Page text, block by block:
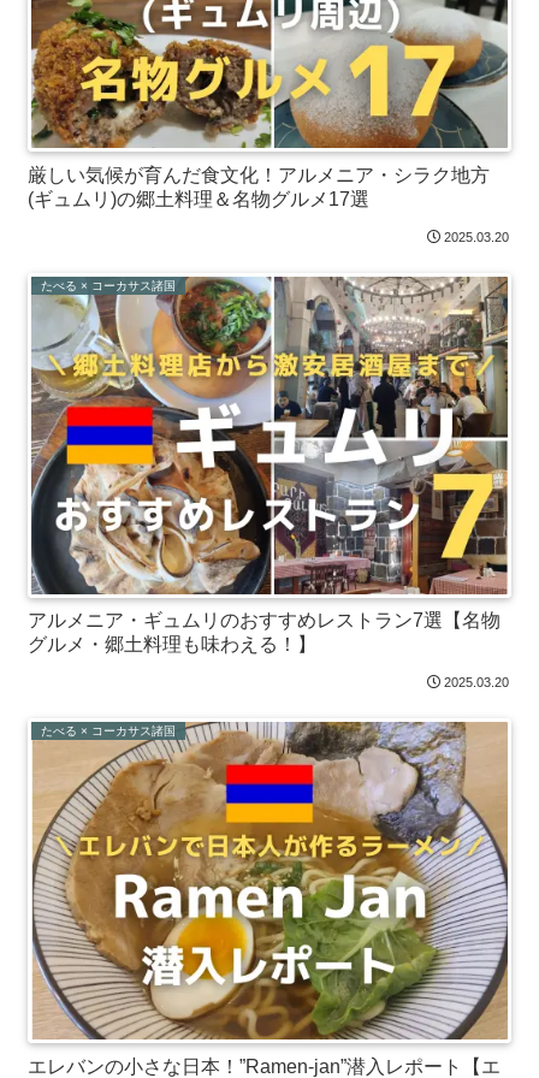
厳しい気候が育んだ食文化！アルメニア・シラク地方
(ギュムリ)の郷土料理＆名物グルメ17選
2025.03.20
たべる × コーカサス諸国
アルメニア・ギュムリのおすすめレストラン7選【名物
グルメ・郷土料理も味わえる！】
2025.03.20
たべる × コーカサス諸国
エレバンの小さな日本！”Ramen-jan”潜入レポート【エ